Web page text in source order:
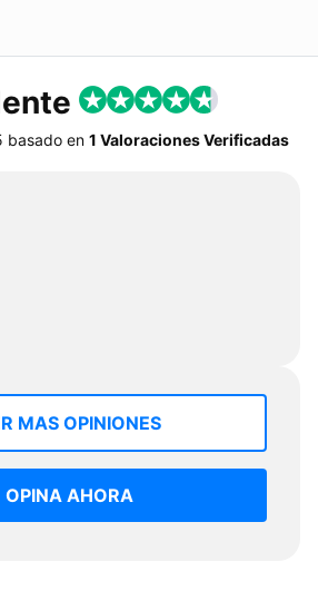
basado en 1 Valoraciones Verificadas
MAS OPINIONES
OPINA AHORA